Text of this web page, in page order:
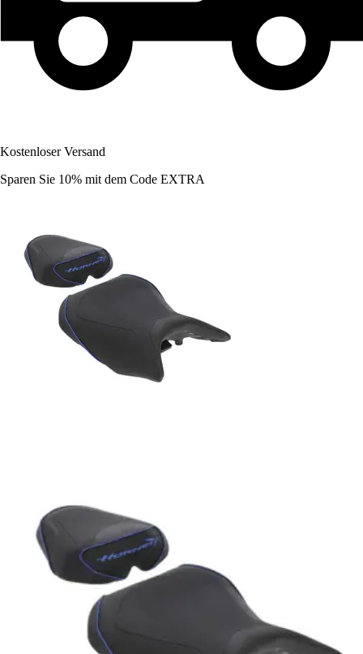
Kostenloser Versand
Sparen Sie 10% mit dem Code EXTRA